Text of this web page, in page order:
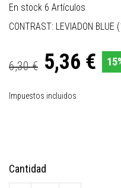
En stock 6 Artículos
CONTRAST: LEVIADON BLUE
6,30 € 5,36 €
Impuestos incluidos
Cantidad